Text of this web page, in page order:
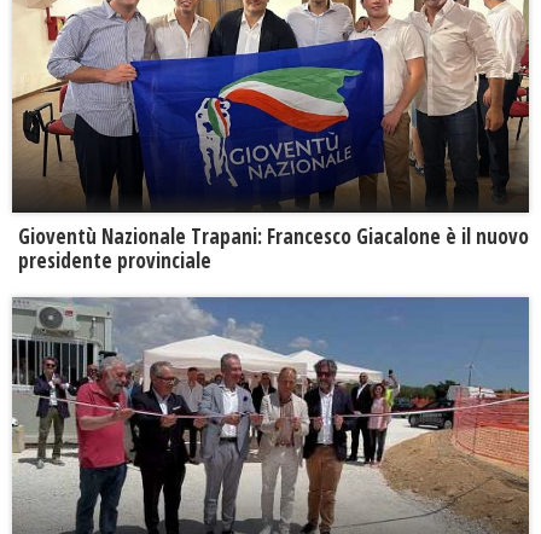
Gioventù Nazionale Trapani: Francesco Giacalone è il nuovo
presidente provinciale